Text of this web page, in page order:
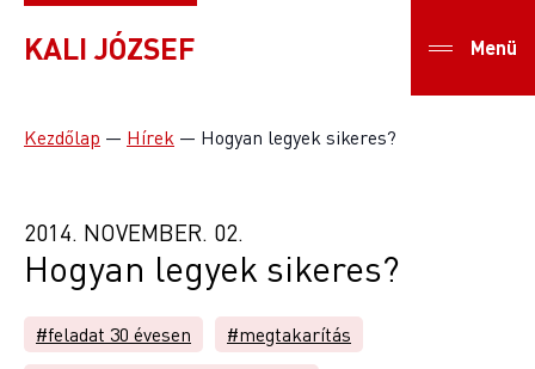
KALI JÓZSEF Menü
Kezdőlap — Hírek — Hogyan legyek sikeres?
2014. NOVEMBER. 02.
Hogyan legyek sikeres?
#feladat 30 évesen
#megtakarítás